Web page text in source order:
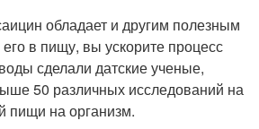
обладает и другим полезным
в пищу, вы ускорите процесс
сделали датские ученые,
50 различных исследований на
пищи на организм.